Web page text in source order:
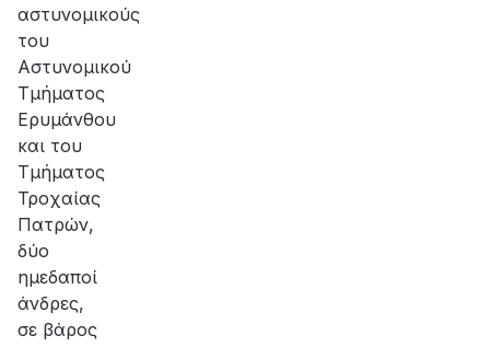
αστυνομικούς
του
Αστυνομικού
Τμήματος
Ερυμάνθου
και του
Τμήματος
Τροχαίας
Πατρών,
δύο
ημεδαποί
άνδρες,
σε βάρος